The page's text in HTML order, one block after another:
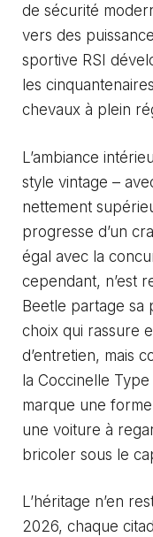
de sécurité
vers des
sportive RSI
les
chevaux à plein
L’ambiance
style vintage –
nettement
progresse d’un
égal avec la
cependant, n’est
Beetle partage sa
choix qui rassure
d’entretien, mais
la Coccinelle
marque une
une voiture à
bricoler sous le
L’héritage n’en
2026, chaque